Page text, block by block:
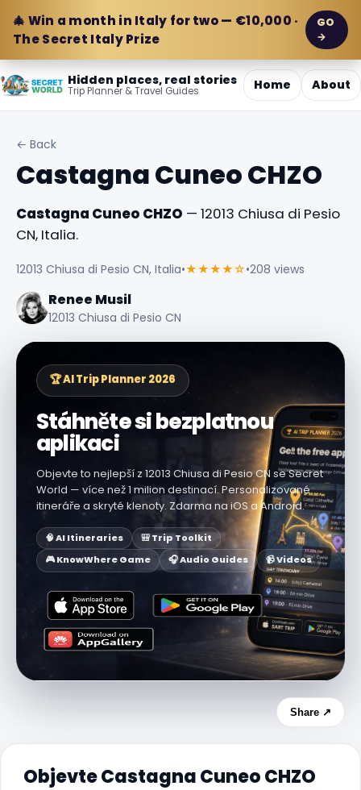
🎄 Win a month in Italy for two — €10,000 ·
The Secret Italy Prize
GO
→
Hidden places, real stories
Trip Planner & Travel Guides Home About
← Back
Castagna Cuneo CHZO
Castagna Cuneo CHZO — 12013 Chiusa di Pesio
CN, Italia.
12013 Chiusa di Pesio CN, Italia•★★★★☆•208 views
Renee Musil
12013 Chiusa di Pesio CN
🏆 AI Trip Planner 2026
Stáhněte si bezplatnou
aplikaci
Objevte to nejlepší z 12013 Chiusa di Pesio CN se Secret
World — více než 1 milion destinací. Personalizované
itineráře a skryté klenoty. Zdarma na iOS a Android.
🧠 AI Itineraries
🎒 Trip Toolkit
🎮 KnowWhere Game
🎧 Audio Guides 📹 Videos
Share ↗
Objevte Castagna Cuneo CHZO